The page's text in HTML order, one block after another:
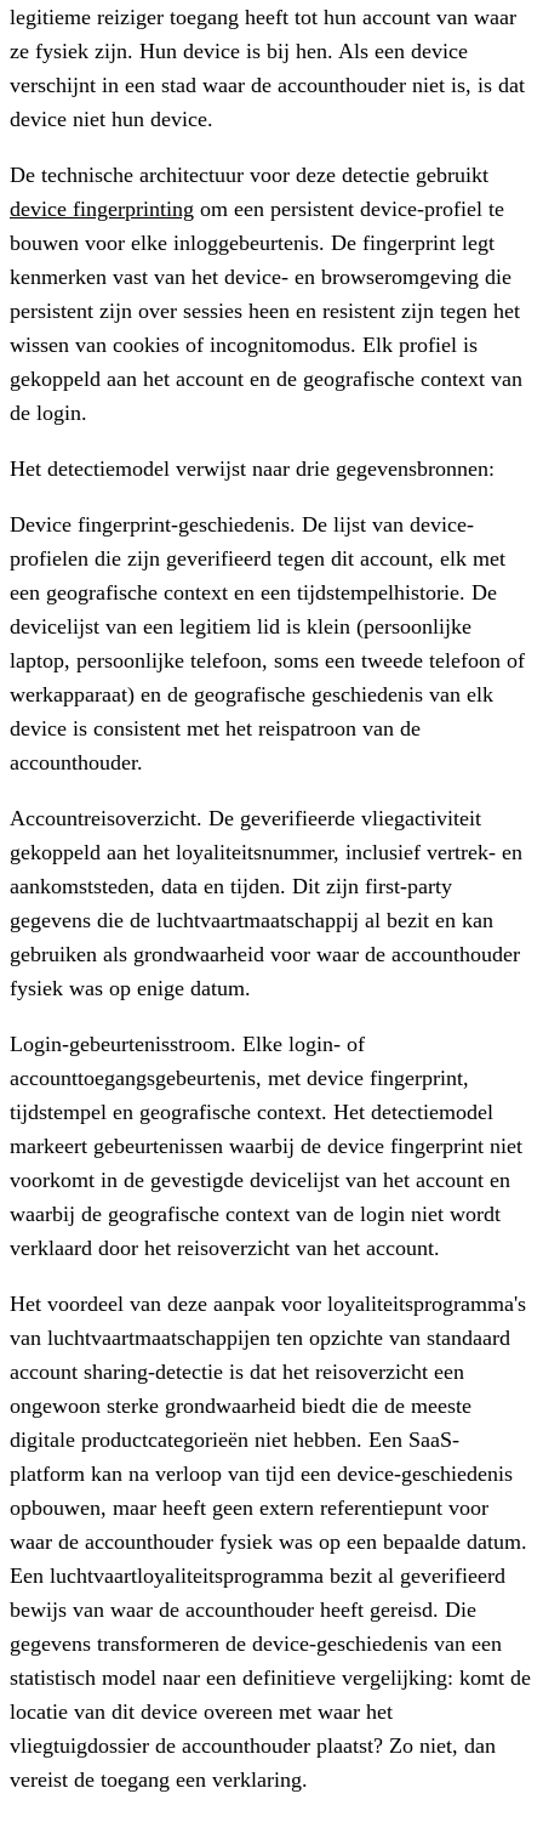
legitieme reiziger toegang heeft tot hun account van waar
ze fysiek zijn. Hun device is bij hen. Als een device
verschijnt in een stad waar de accounthouder niet is, is dat
device niet hun device.
De technische architectuur voor deze detectie gebruikt
device fingerprinting om een persistent device-profiel te
bouwen voor elke inloggebeurtenis. De fingerprint legt
kenmerken vast van het device- en browseromgeving die
persistent zijn over sessies heen en resistent zijn tegen het
wissen van cookies of incognitomodus. Elk profiel is
gekoppeld aan het account en de geografische context van
de login.
Het detectiemodel verwijst naar drie gegevensbronnen:
Device fingerprint-geschiedenis. De lijst van device-
profielen die zijn geverifieerd tegen dit account, elk met
een geografische context en een tijdstempelhistorie. De
devicelijst van een legitiem lid is klein (persoonlijke
laptop, persoonlijke telefoon, soms een tweede telefoon of
werkapparaat) en de geografische geschiedenis van elk
device is consistent met het reispatroon van de
accounthouder.
Accountreisoverzicht. De geverifieerde vliegactiviteit
gekoppeld aan het loyaliteitsnummer, inclusief vertrek- en
aankomststeden, data en tijden. Dit zijn first-party
gegevens die de luchtvaartmaatschappij al bezit en kan
gebruiken als grondwaarheid voor waar de accounthouder
fysiek was op enige datum.
Login-gebeurtenisstroom. Elke login- of
accounttoegangsgebeurtenis, met device fingerprint,
tijdstempel en geografische context. Het detectiemodel
markeert gebeurtenissen waarbij de device fingerprint niet
voorkomt in de gevestigde devicelijst van het account en
waarbij de geografische context van de login niet wordt
verklaard door het reisoverzicht van het account.
Het voordeel van deze aanpak voor loyaliteitsprogramma's
van luchtvaartmaatschappijen ten opzichte van standaard
account sharing-detectie is dat het reisoverzicht een
ongewoon sterke grondwaarheid biedt die de meeste
digitale productcategorieën niet hebben. Een SaaS-
platform kan na verloop van tijd een device-geschiedenis
opbouwen, maar heeft geen extern referentiepunt voor
waar de accounthouder fysiek was op een bepaalde datum.
Een luchtvaartloyaliteitsprogramma bezit al geverifieerd
bewijs van waar de accounthouder heeft gereisd. Die
gegevens transformeren de device-geschiedenis van een
statistisch model naar een definitieve vergelijking: komt de
locatie van dit device overeen met waar het
vliegtuigdossier de accounthouder plaatst? Zo niet, dan
vereist de toegang een verklaring.